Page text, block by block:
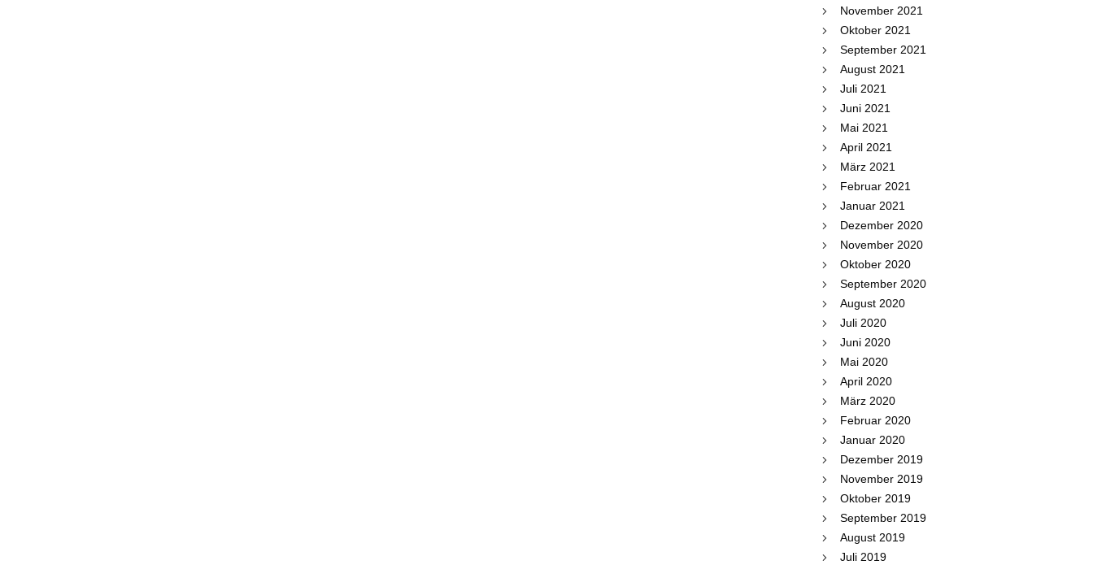
November 2021
Oktober 2021
September 2021
August 2021
Juli 2021
Juni 2021
Mai 2021
April 2021
März 2021
Februar 2021
Januar 2021
Dezember 2020
November 2020
Oktober 2020
September 2020
August 2020
Juli 2020
Juni 2020
Mai 2020
April 2020
März 2020
Februar 2020
Januar 2020
Dezember 2019
November 2019
Oktober 2019
September 2019
August 2019
Juli 2019